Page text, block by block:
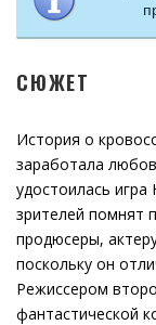
СЮЖЕТ
История о
заработала
удостоилась
зрителей помнят
продюсеры,
поскольку он
Режиссером
фантастической